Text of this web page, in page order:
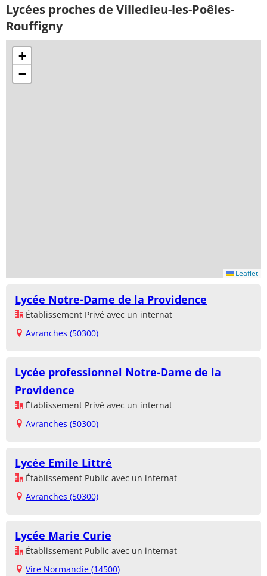
Lycées proches de Villedieu-les-Poêles-
Rouffigny
+
−
Leaflet
Lycée Notre-Dame de la Providence
Établissement Privé avec un internat
Avranches (50300)
Lycée professionnel Notre-Dame de la
Providence
Établissement Privé avec un internat
Avranches (50300)
Lycée Emile Littré
Établissement Public avec un internat
Avranches (50300)
Lycée Marie Curie
Établissement Public avec un internat
Vire Normandie (14500)